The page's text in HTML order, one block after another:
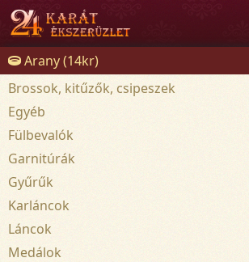
Arany (14kr)
Brossok, kitűzők, csipeszek
Egyéb
Fülbevalók
Garnitúrák
Gyűrűk
Karláncok
Láncok
Medálok